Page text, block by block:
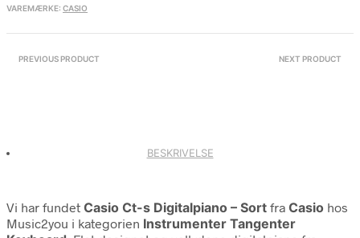
VAREMÆRKE: CASIO
PREVIOUS PRODUCT NEXT PRODUCT
BESKRIVELSE
Vi har fundet Casio Ct-s Digitalpiano – Sort fra Casio hos
Music2you i kategorien Instrumenter Tangenter